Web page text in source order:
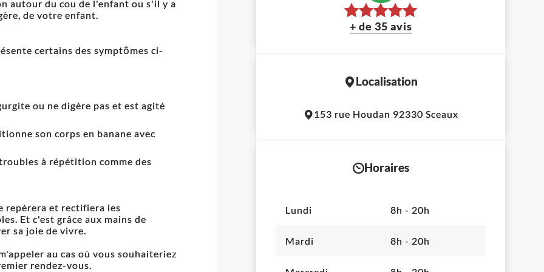
autour du cou de l'enfant ou s'il y a
de votre enfant.
certains des symptômes ci-
ou ne digère pas et est agité
son corps en banane avec
à répétition comme des
repèrera et rectifiera les
Et c'est grâce aux mains de
sa joie de vivre.
au cas où vous souhaiteriez
rendez-vous.
+ de 35 avis
Localisation
153 rue Houdan 92330 Sceaux
Horaires
Lundi 8h - 20h
Mardi 8h - 20h